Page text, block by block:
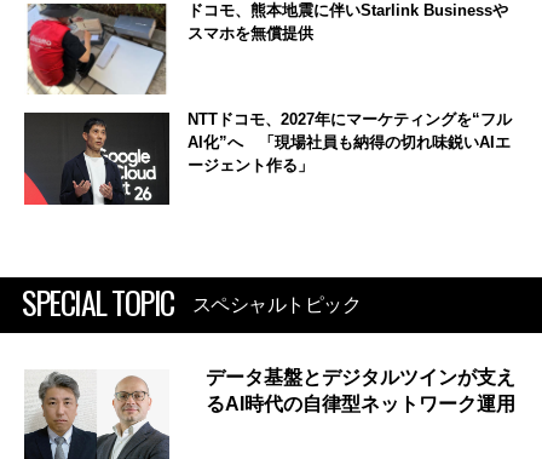
ドコモ、熊本地震に伴いStarlink Businessや
スマホを無償提供
NTTドコモ、2027年にマーケティングを“フル
AI化”へ 「現場社員も納得の切れ味鋭いAIエ
ージェント作る」
SPECIAL TOPIC スペシャルトピック
データ基盤とデジタルツインが支え
るAI時代の自律型ネットワーク運用